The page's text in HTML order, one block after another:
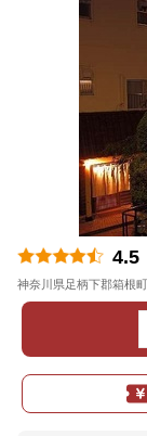
4.5
神奈川県足柄下郡箱根